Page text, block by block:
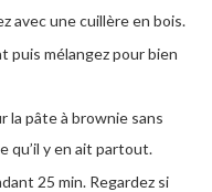
avec une cuillère en bois.
puis mélangez pour bien
la pâte à brownie sans
qu’il y en ait partout.
25 min. Regardez si